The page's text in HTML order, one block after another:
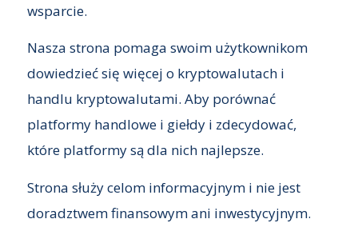
wsparcie.
Nasza strona pomaga swoim użytkownikom
dowiedzieć się więcej o kryptowalutach i
handlu kryptowalutami. Aby porównać
platformy handlowe i giełdy i zdecydować,
które platformy są dla nich najlepsze.
Strona służy celom informacyjnym i nie jest
doradztwem finansowym ani inwestycyjnym.